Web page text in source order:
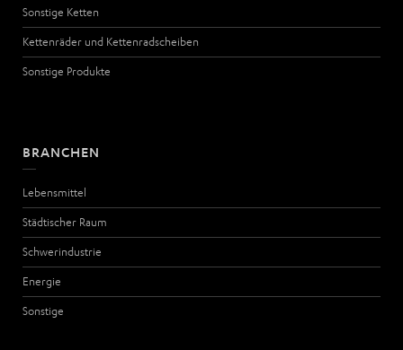
Sonstige Ketten
Kettenräder und Kettenradscheiben
Sonstige Produkte
BRANCHEN
Lebensmittel
Städtischer Raum
Schwerindustrie
Energie
Sonstige